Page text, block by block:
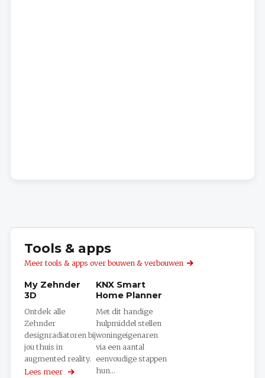
Tools & apps
Meer tools & apps over bouwen & verbouwen
My Zehnder
3D
Ontdek alle
Zehnder
designradiatoren bij
jou thuis in
augmented reality.
Lees meer over
KNX Smart
Home Planner
Met dit handige
hulpmiddel stellen
woningeigenaren
via een aantal
eenvoudige stappen
hun...